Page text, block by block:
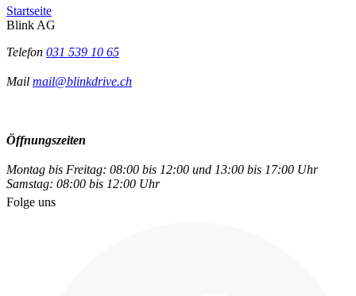
Startseite
Blink AG
Telefon 031 539 10 65
Mail mail@blinkdrive.ch
Öffnungszeiten
Montag bis Freitag: 08:00 bis 12:00 und 13:00 bis 17:00 Uhr
Samstag: 08:00 bis 12:00 Uhr
Folge uns